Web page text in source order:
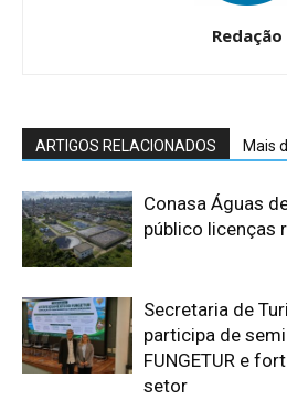
Redação
ARTIGOS RELACIONADOS Mais
Conasa Águas
público licenças
Secretaria de
participa de
FUNGETUR e
setor